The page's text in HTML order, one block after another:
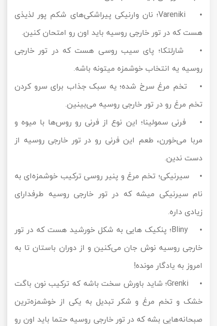
• Vareniki؛ نان وارنیکی پیراشکی‌های شکم پور لذیذی
هست که در تور خارجی روسیه باید اون رو امتحان کنین.
• شارلتکا؛ پای سیب روسی هست که در تور خارجی
روسیه یه انتخاب خوشمزه میتونه باشه.
• تخم مرغ سرخ شده؛ یه سبک جذاب برای سرو کردن
تخم مرغ رو در تور خارجی روسیه می‌بینین.
• فرنی سمولینا؛ این نوع از فرنی رو روس‌ها با میوه و
مربا می‌خورن، طعم این فرنی رو در تور خارجی روسیه از
دست ندین.
• سیرنیکی؛ تخم مرغ و پنیر روسی ترکیب خوشمزه‌ای به
نام سیرنیکی میشه که در تور خارجی روسیه طرفدارای
زیادی داره.
• Bliny؛ پنکیک هایی به شکل خورشید هست که در تور
خارجی روسیه نوش جان می‌کنین و از دوران باستان تا به
امروز به یادگار مونده!
• Grenki؛ شاید باورش سخت باشه که ترکیب نون باگت
خشک و تخم مرغ و شکر تبدیل به یکی از خوشمزه‌ترین
صبحانه‌هایی بشه که در تور خارجی روسیه حتما باید اون رو